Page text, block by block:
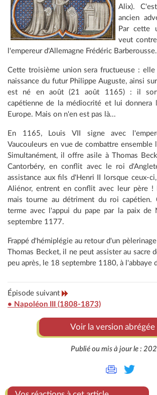
Alix).
ancien
Par cette
veut
l'empereur d'Allemagne Frédéric Barberousse.
Cette troisième union sera fructueuse : elle
naissance du futur Philippe Auguste, ainsi
est né en août (21 août 1165) : il
capétienne de la médiocrité et lui donnera
Europe. Mais on n'en est pas là...
En 1165, Louis VII signe avec
Vaucouleurs en vue de combattre ensemble
Simultanément, il offre asile à Thomas
Cantorbéry, en conflit avec le roi
assistance aux fils d'Henri II lorsque ceux-
Aliénor, entrent en conflit avec leur père !
mais tourne au détriment du roi
terme avec l'appui du pape par la paix de
septembre 1177.
Frappé d'hémiplégie au retour d'un
Thomas Becket, il ne peut assister au sacre
peu après, le 18 septembre 1180, à l'abbaye
Épisode suivant
• Napoléon III (1808-1873)
Voir la version abrégée
Publié ou mis à jour le :